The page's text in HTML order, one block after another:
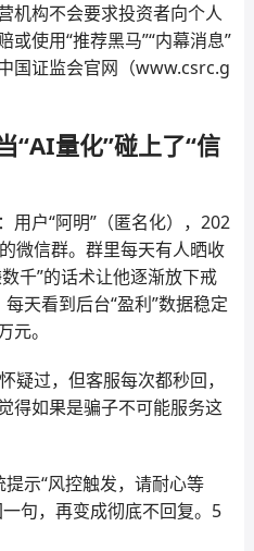
机构不会要求投资者向个人
使用“推荐黑马”“内幕消息”
国证监会官网（www.csrc.g
“AI量化”碰上了“信
用户“阿明”（匿名化），202
微信群。群里每天有人晒收
千”的话术让他逐渐放下戒
天看到后台“盈利”数据稳定
元。
疑过，但客服每次都秒回，
得如果是骗子不可能服务这
示“风控触发，请耐心等
句，再变成彻底不回复。5